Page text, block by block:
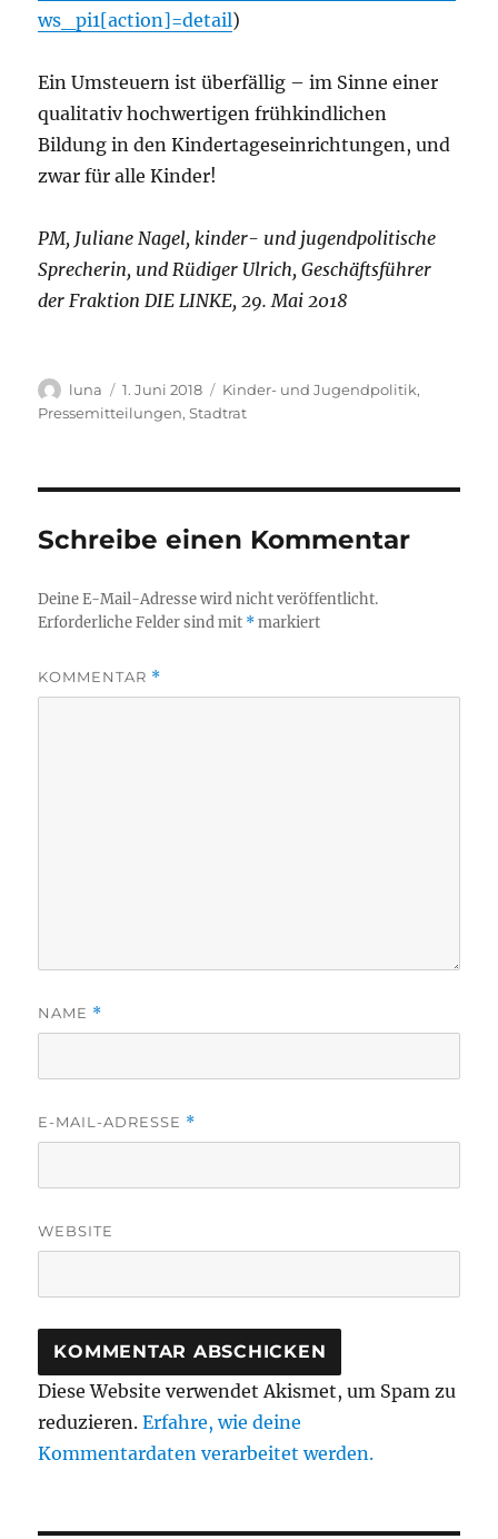
ws_pi1[action]=detail)
Ein Umsteuern ist überfällig – im Sinne einer
qualitativ hochwertigen frühkindlichen
Bildung in den Kindertageseinrichtungen, und
zwar für alle Kinder!
PM, Juliane Nagel, kinder- und jugendpolitische
Sprecherin, und Rüdiger Ulrich, Geschäftsführer
der Fraktion DIE LINKE, 29. Mai 2018
Autor
luna
Veröffentlicht
am
1. Juni 2018 Kategorien
Kinder- und Jugendpolitik,
Pressemitteilungen,Stadtrat
Schreibe einen Kommentar
Deine E-Mail-Adresse wird nicht veröffentlicht.
Erforderliche Felder sind mit *markiert
KOMMENTAR *
NAME *
E-MAIL-ADRESSE *
WEBSITE
Diese Website verwendet Akismet, um Spam zu
reduzieren.Erfahre, wie deine
Kommentardaten verarbeitet werden.